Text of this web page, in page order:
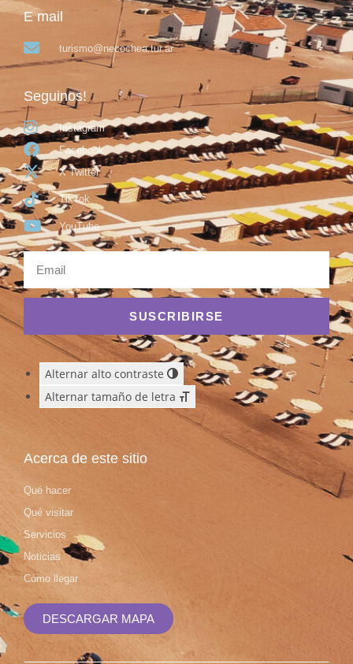
E mail
turismo@necochea.tur.ar
Seguinos!
Instagram
Facebook
X Twitter
TikTok
YouTube
SUSCRIBIRSE
Alternar alto contraste
Alternar tamaño de letra
Acerca de este sitio
Qué hacer
Qué visitar
Servicios
Noticias
Cómo llegar
DESCARGAR MAPA